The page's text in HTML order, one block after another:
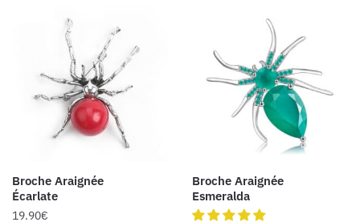
Broche Araignée
Écarlate
19.90€
Broche Araignée
Esmeralda